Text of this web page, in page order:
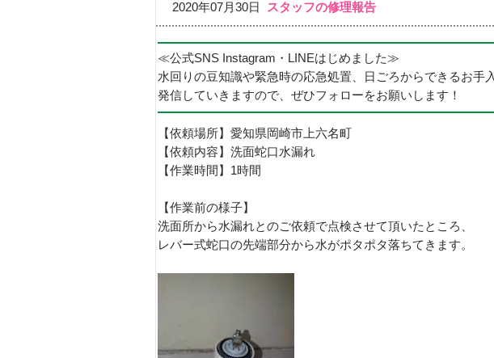
2020年07月30日 スタッフの修理報告
≪公式SNS Instagram・LINEはじめました≫
水回りの豆知識や緊急時の応急処置、日ごろからできるお手
発信していきますので、ぜひフォローをお願いします！
【依頼場所】愛知県岡崎市上六名町
【依頼内容】洗面蛇口水漏れ
【作業時間】1時間
【作業前の様子】
洗面所から水漏れとのご依頼で点検させて頂いたところ、
レバー式蛇口の先端部分から水がポタポタ落ちてきます。